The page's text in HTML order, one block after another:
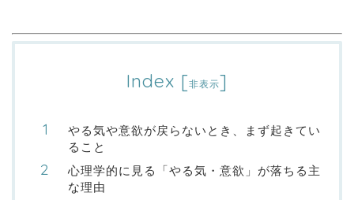
Index [非表示]
やる気や意欲が戻らないとき、まず起きてい
ること
心理学的に見る「やる気・意欲」が落ちる主
な理由